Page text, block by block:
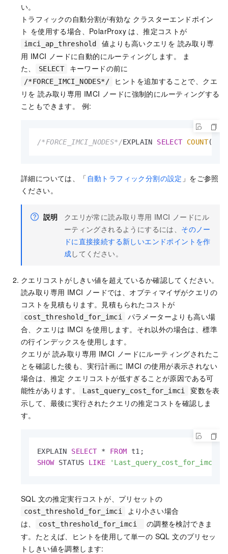
い。
トラフィックの自動分割が有効な クラスターエンドポイン
ト を使用する場合、 PolarProxy は、推定コストが
imci_ap_threshold 値よりも高いクエリを 読み取り専
用 IMCI ノードに自動的にルーティングします。 ま
た、
SELECT キーワードの前に
/*FORCE_IMCI_NODES*/
ヒントを追加することで、クエ
リを読み取り専用 IMCI ノードに強制的にルーティングする
こともできます。 例:
/*FORCE_IMCI_NODES*/EXPLAIN SELECT COUNT(
詳細については、「 自動トラフィック分割の設定 」をご参照
ください。
説明 クエリが常に読み取り専用 IMCI ノードにル
ーティングされるようにするには、 そのノー
ドに直接接続する新しいエンドポイントを作
成してください。
クエリコストがしきい値を超えているか確認してください。
読み取り専用 IMCI ノードでは、 オプティマイザがクエリの
コストを見積もります。見積もられたコストが
cost_threshold_for_imci
パラメーターよりも高い場
合、クエリは IMCI を使用します。それ以外の場合は、標準
の行インデックスを使用します。
クエリが 読み取り専用 IMCI ノードにルーティングされたこ
とを確認した後も、 実行計画に IMCI の使用が表示されない
場合は、推定 クエリコストが低すぎることが原因である可
能性があります。
Last_query_cost_for_imci
変数を表
示して、最後に実行されたクエリの推定コストを確認しま
す。
EXPLAIN SELECT * FROM
SHOW STATUS LIKE 'Last_query_cost_for_imci'
SQL 文の推定実行コストが、プリセットの
cost_threshold_for_imci
より小さい場合
は、
cost_threshold_for_imci
の調整を検討できま
す。たとえば、ヒントを使用して単一の SQL 文のプリセッ
トしきい値を調整します: